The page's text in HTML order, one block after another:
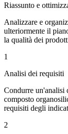
Riassunto e
Analizzare e
ulteriormente il
la qualità dei
1
Analisi dei requisiti
Condurre un'analisi
composto
requisiti degli
2